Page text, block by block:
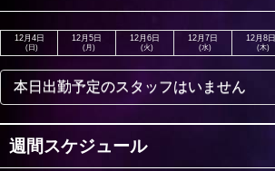
12月4日
(日)
12月5日
(月)
12月6日
(火)
12月7日
(水)
12月8日
(木)
本日出勤予定のスタッフはいません
週間スケジュール